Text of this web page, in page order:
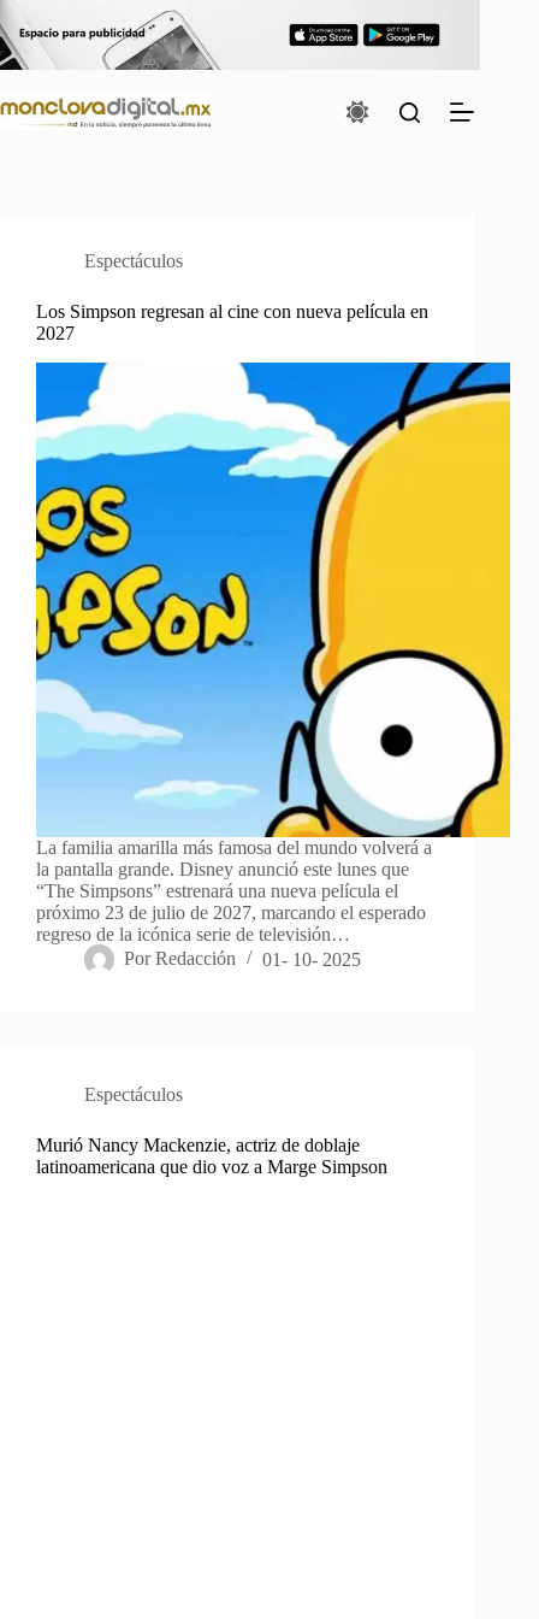
al
contenido
Espectáculos
Los Simpson regresan al cine con nueva película en
2027
La familia amarilla más famosa del mundo volverá a
la pantalla grande. Disney anunció este lunes que
“The Simpsons” estrenará una nueva película el
próximo 23 de julio de 2027, marcando el esperado
regreso de la icónica serie de televisión…
Por Redacción 01- 10- 2025
Espectáculos
Murió Nancy Mackenzie, actriz de doblaje
latinoamericana que dio voz a Marge Simpson